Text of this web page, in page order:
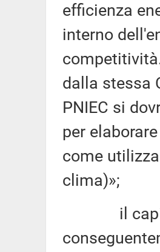
efficienza
interno
dalla stessa
PNIEC si
per
come
clima)»;
il